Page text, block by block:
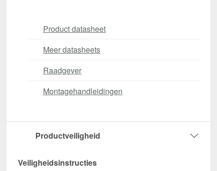
Product datasheet
Meer datasheets
Raadgever
Montagehandleidingen
Productveiligheid
Veiligheidsinstructies